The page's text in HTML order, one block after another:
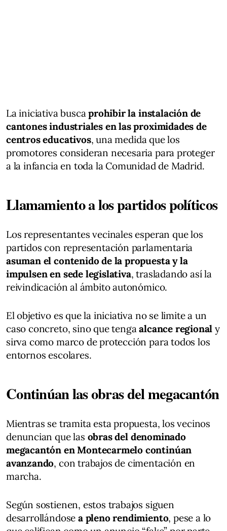
La iniciativa buscaprohibir la instalación de
cantones industriales en las proximidades de
centros educativos, una medida que los
promotores consideran necesaria para proteger
a la infancia en toda la Comunidad de Madrid.
Llamamiento a los partidos políticos
Los representantes vecinales esperan que los
partidos con representación parlamentaria
asuman el contenido de la propuesta y la
impulsen en sede legislativa, trasladando así la
reivindicación al ámbito autonómico.
El objetivo es que la iniciativa no se limite a un
caso concreto, sino que tengaalcance regional y
sirva como marco de protección para todos los
entornos escolares.
Continúan las obras del megacantón
Mientras se tramita esta propuesta, los vecinos
denuncian que las obras del denominado
megacantón en Montecarmelo continúan
avanzando, con trabajos de cimentación en
marcha.
Según sostienen, estos trabajos siguen
desarrollándose a pleno rendimiento, pese a lo